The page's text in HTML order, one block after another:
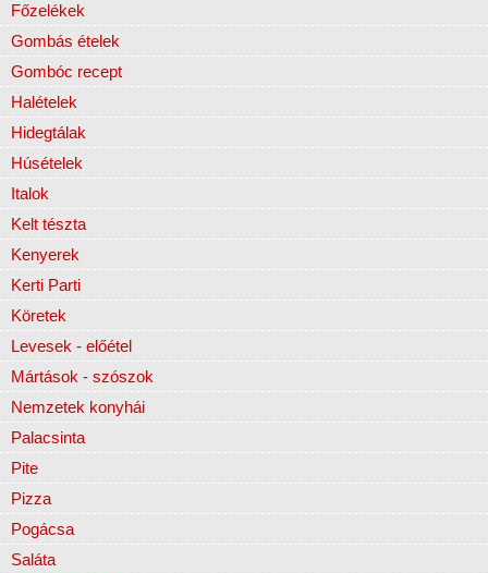
Főzelékek
Gombás ételek
Gombóc recept
Halételek
Hidegtálak
Húsételek
Italok
Kelt tészta
Kenyerek
Kerti Parti
Köretek
Levesek - előétel
Mártások - szószok
Nemzetek konyhái
Palacsinta
Pite
Pizza
Pogácsa
Saláta